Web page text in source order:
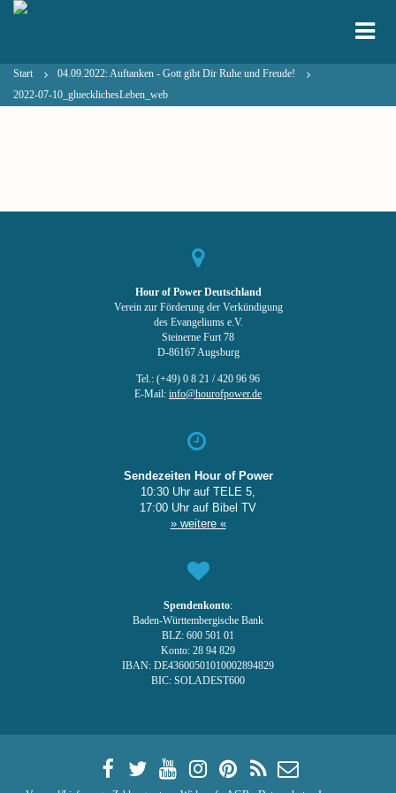
Start
04.09.2022: Auftanken - Gott gibt Dir Ruhe und Freude!
2022-07-10_gluecklichesLeben_web
Hour of Power Deutschland
Verein zur Förderung der Verkündigung
des Evangeliums e.V.
Steinerne Furt 78
D-86167 Augsburg
Tel.: (+49) 0 8 21 / 420 96 96
E-Mail: info@hourofpower.de
Sendezeiten Hour of Power
10:30 Uhr auf TELE 5,
17:00 Uhr auf Bibel TV
» weitere «
Spendenkonto:
Baden-Württembergische Bank
BLZ: 600 501 01
Konto: 28 94 829
IBAN: DE43600501010002894829
BIC: SOLADEST600